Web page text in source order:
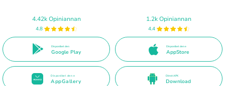
4.42k Opiniannan
4.8
Disponibel den
Google Play
1.2k Opiniannan
4.4
Disponibel den e
AppStore
Disponibel den e
AppGallery
Direct APK
Download